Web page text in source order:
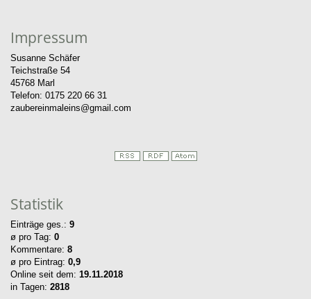
Impressum
Susanne Schäfer
Teichstraße 54
45768 Marl
Telefon: 0175 220 66 31
zaubereinmaleins@gmail.com
Statistik
Einträge ges.: 9
ø pro Tag: 0
Kommentare: 8
ø pro Eintrag: 0,9
Online seit dem: 19.11.2018
in Tagen: 2818